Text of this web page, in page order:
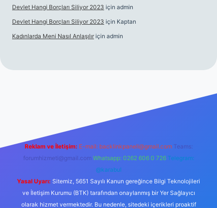
Devlet Hangi Borçları Siliyor 2023 için admin
Devlet Hangi Borçları Siliyor 2023 için Kaptan
Kadınlarda Meni Nasıl Anlaşılır için admin
Betexper giriş adresi
Reklam ve İletişim: E-mail: backlinkpaneli@gmail.com Teams:
forumhizmeti@gmail.com Whatsapp: 0262 606 0 726 Telegram:
@karabul
Yasal Uyarı: Sitemiz, 5651 Sayılı Kanun gereğince Bilgi Teknolojileri
ve İletişim Kurumu (BTK) tarafından onaylanmış bir Yer Sağlayıcı
olarak hizmet vermektedir. Bu nedenle, sitedeki içerikleri proaktif